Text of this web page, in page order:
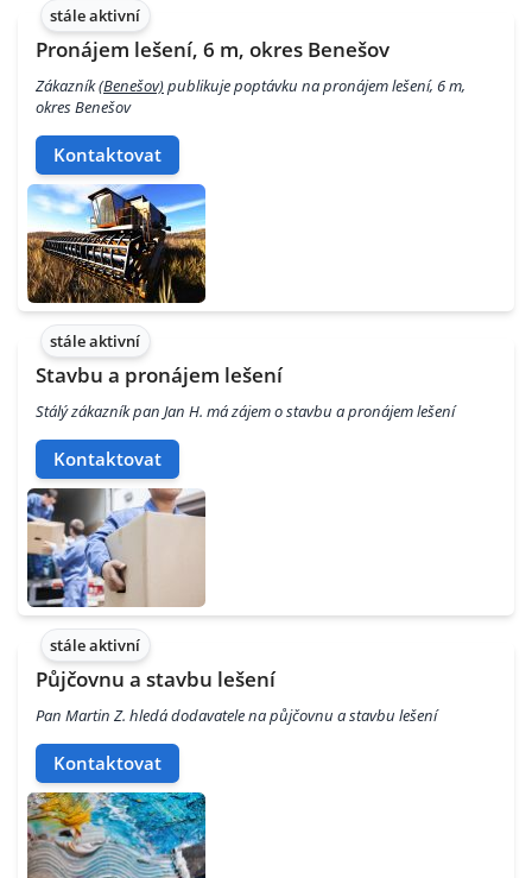
stále aktivní
Pronájem lešení, 6 m, okres Benešov
Zákazník(Benešov)publikuje poptávku na pronájem lešení, 6 m,
okres Benešov
Kontaktovat
stále aktivní
Stavbu a pronájem lešení
Stálý zákazník pan Jan H. má zájem o stavbu a pronájem lešení
Kontaktovat
stále aktivní
Půjčovnu a stavbu lešení
Pan Martin Z. hledá dodavatele na půjčovnu a stavbu lešení
Kontaktovat